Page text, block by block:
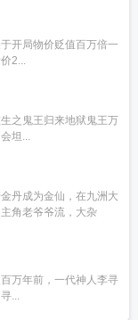
开局物价贬值百万倍一
2...
之鬼王归来地狱鬼王万
坦...
丹成为金仙，在九洲大
角老爷爷流，大杂
万年前，一代神人李寻
...